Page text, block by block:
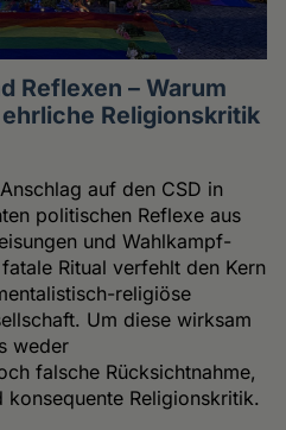
Reflexen – Warum
Religionskritik
auf den CSD in
politischen Reflexe aus
und Wahlkampf-
Ritual verfehlt den Kern
religiöse
Um diese wirksam
weder
falsche Rücksichtnahme,
konsequente Religionskritik.